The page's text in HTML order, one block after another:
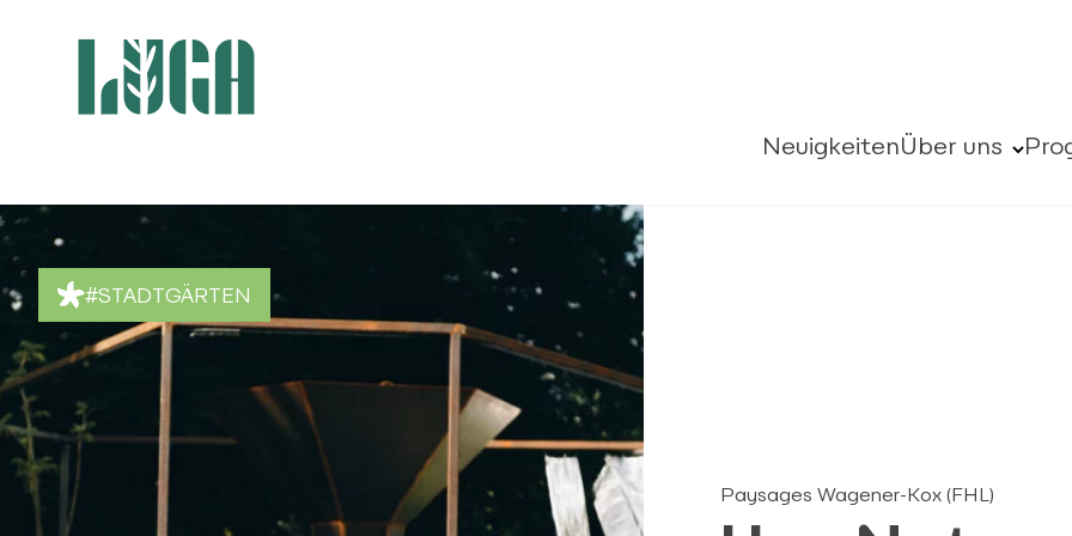
NeuigkeitenÜber uns
#STADTGÄRTEN
Paysages Wagener-Kox (FHL)